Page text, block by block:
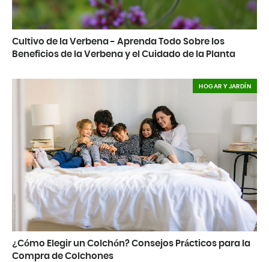
Cultivo de la Verbena - Aprenda Todo Sobre los
Beneficios de la Verbena y el Cuidado de la Planta
¿Cómo Elegir un Colchón? Consejos Prácticos para la
Compra de Colchones
HOGAR Y JARDÍN